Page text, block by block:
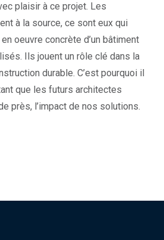
plaisir à ce projet. Les
à la source, ce sont eux qui
oeuvre concrète d’un bâtiment
Ils jouent un rôle clé dans la
durable. C’est pourquoi il
que les futurs architectes
près, l’impact de nos solutions.